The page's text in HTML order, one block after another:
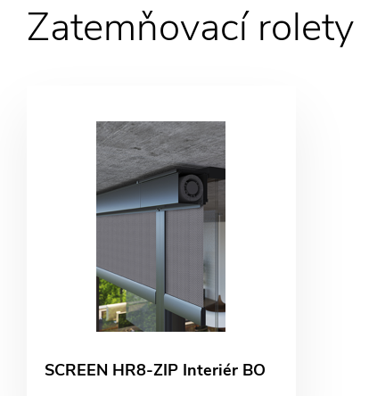
Zatemňovací rolety
SCREEN HR8-ZIP Interiér BO